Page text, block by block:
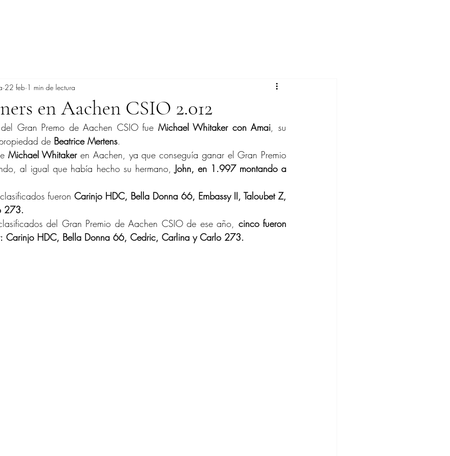
en Aachen CSIO 2.012
22 feb 1 min de lectura
Gran Premo de Aachen CSIO fue Michael Whitaker con Amai, su
de Beatrice Mertens.
Michael Whitaker en Aachen, ya que conseguía ganar el Gran Premio
al igual que había hecho su hermano, John, en 1.997 montando a
fueron Carinjo HDC, Bella Donna 66, Embassy II, Taloubet Z,
273.
del Gran Premio de Aachen CSIO de ese año, cinco fueron
Carinjo HDC, Bella Donna 66, Cedric, Carlina y Carlo 273.